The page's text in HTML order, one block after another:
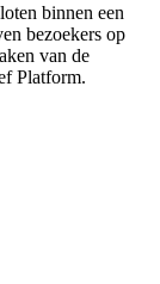
binnen een
bezoekers op
van de
Platform.